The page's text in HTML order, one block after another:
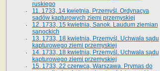
ruskiego
11. 1733, 14 kwietnia, Przemyśl. Ordynacya
sądów kapturowych ziemi przemyskiej
12. 1733, 15 kwietnia, Sanok. Laudum ziemian
sanockich
13. 1733, 18 kwietnia, Przemyśl. Uchwała sądu
kapturowego ziemi przemyskiej
14. 1733, 18 kwietnia, Przemyśl. Uchwała sądu
kapturowego ziemi przemyskiej
15. 1733, 22 czerwca, Warszawa. Prymas do